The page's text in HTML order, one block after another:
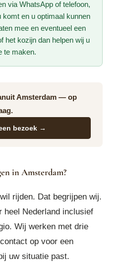
via WhatsApp of telefoon,
komt en u optimaal kunnen
mee en eventueel een
het kozijn dan helpen wij u
te maken.
Amsterdam — op
bezoek →
in Amsterdam?
rijden. Dat begrijpen wij.
heel Nederland inclusief
Wij werken met drie
op voor een
uw situatie past.